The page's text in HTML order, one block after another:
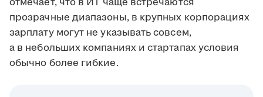
прозрачные диапазоны, в крупных корпорациях
зарплату могут не указывать совсем,
а в небольших компаниях и стартапах условия
обычно более гибкие.